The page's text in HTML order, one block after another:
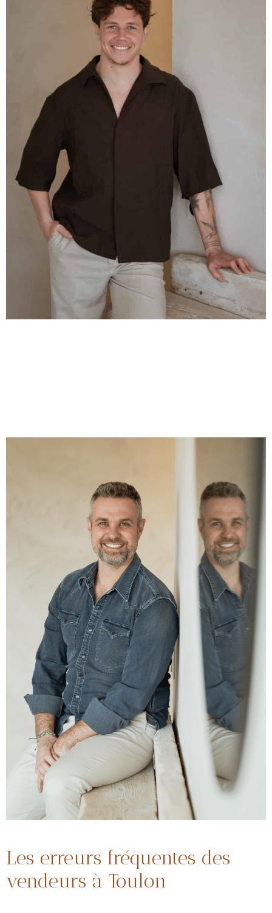
Les erreurs fréquentes des
vendeurs à Toulon